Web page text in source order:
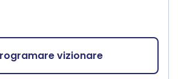
vizionare